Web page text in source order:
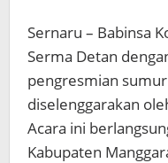
Sernaru – Babinsa
Serma Detan
pengresmian
diselenggarakan
Acara ini
Kabupaten